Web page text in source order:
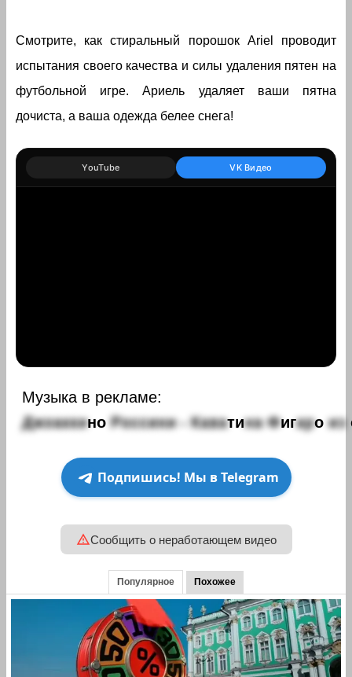
Смотрите, как стиральный порошок Ariel проводит
испытания своего качества и силы удаления пятен на
футбольной игре. Ариель удаляет ваши пятна
дочиста, а ваша одежда белее снега!
YouTube VK Видео
Музыка в рекламе:
Джоаккино Россини - Каватина Фигаро из
Подпишись! Мы в Telegram
Сообщить о неработающем видео
Популярное Похожее